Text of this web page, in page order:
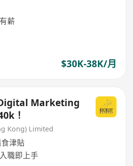
薪
$30K-38K/月
Marketing
！
Kong) Limited
津貼
職即上手